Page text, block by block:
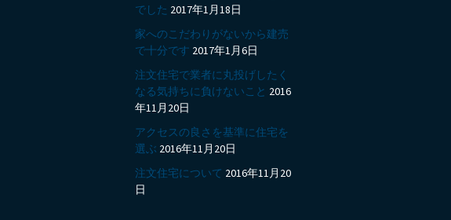
でした 2017年1月18日
家へのこだわりがないから建売
で十分です 2017年1月6日
注文住宅で業者に丸投げしたく
なる気持ちに負けないこと 2016
年11月20日
アクセスの良さを基準に住宅を
選ぶ 2016年11月20日
注文住宅について 2016年11月20
日